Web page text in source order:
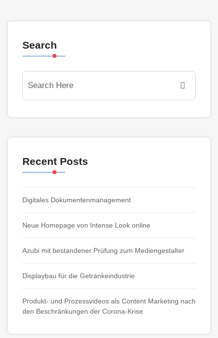
Search
Recent Posts
Digitales Dokumentenmanagement
Neue Homepage von Intense Look online
Azubi mit bestandener Prüfung zum Mediengestalter
Displaybau für die Getränkeindustrie
Produkt- und Prozessvideos als Content Marketing nach
den Beschränkungen der Corona-Krise